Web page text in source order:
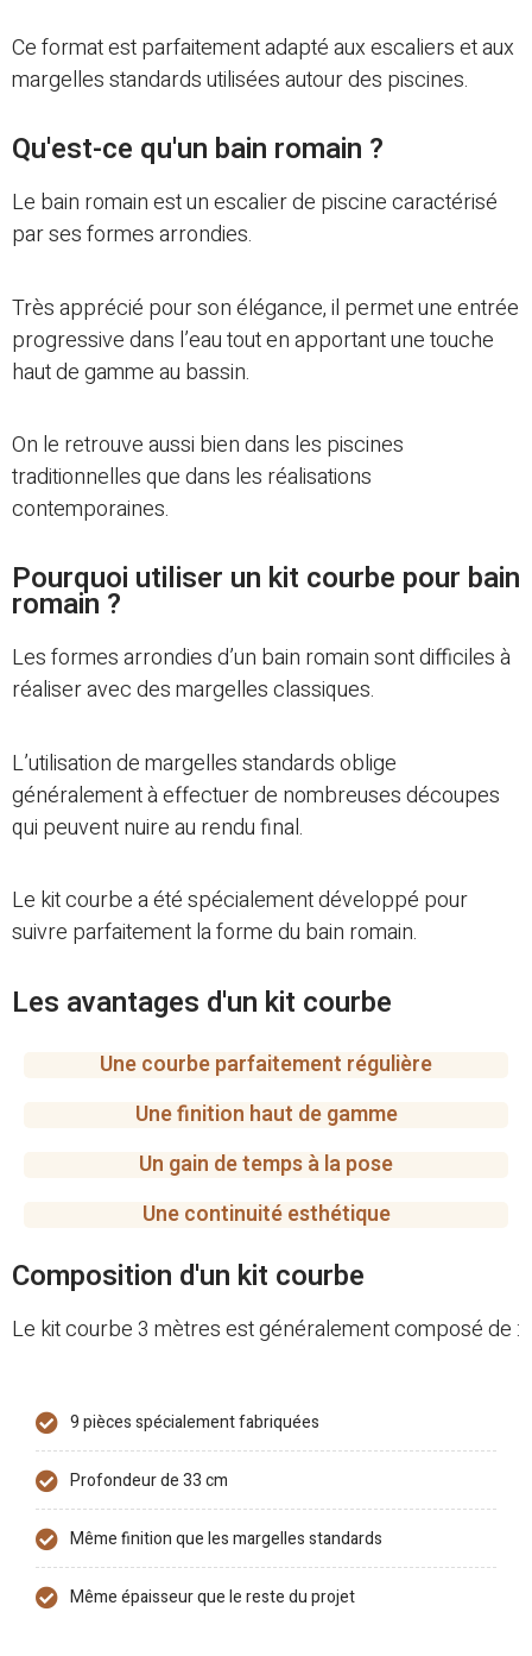
Ce format est parfaitement adapté aux escaliers et aux
margelles standards utilisées autour des piscines.
Qu'est-ce qu'un bain romain ?
Le bain romain est un escalier de piscine caractérisé
par ses formes arrondies.
Très apprécié pour son élégance, il permet une entrée
progressive dans l’eau tout en apportant une touche
haut de gamme au bassin.
On le retrouve aussi bien dans les piscines
traditionnelles que dans les réalisations
contemporaines.
Pourquoi utiliser un kit courbe pour bain
romain ?
Les formes arrondies d’un bain romain sont difficiles à
réaliser avec des margelles classiques.
L’utilisation de margelles standards oblige
généralement à effectuer de nombreuses découpes
qui peuvent nuire au rendu final.
Le kit courbe a été spécialement développé pour
suivre parfaitement la forme du bain romain.
Les avantages d'un kit courbe
Une courbe parfaitement régulière
Une finition haut de gamme
Un gain de temps à la pose
Une continuité esthétique
Composition d'un kit courbe
Le kit courbe 3 mètres est généralement composé de :
9 pièces spécialement fabriquées
Profondeur de 33 cm
Même finition que les margelles standards
Même épaisseur que le reste du projet